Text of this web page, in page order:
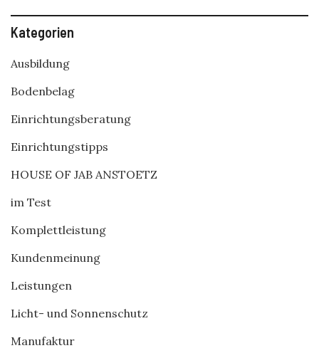
Kategorien
Ausbildung
Bodenbelag
Einrichtungsberatung
Einrichtungstipps
HOUSE OF JAB ANSTOETZ
im Test
Komplettleistung
Kundenmeinung
Leistungen
Licht- und Sonnenschutz
Manufaktur